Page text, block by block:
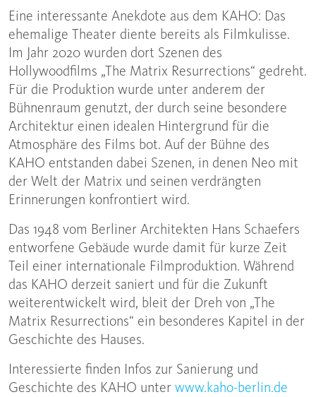
Eine interessante Anekdote aus dem KAHO: Das
ehemalige Theater diente bereits als Filmkulisse.
Im Jahr 2020 wurden dort Szenen des
Hollywoodfilms „The Matrix Resurrections“ gedreht.
Für die Produktion wurde unter anderem der
Bühnenraum genutzt, der durch seine besondere
Architektur einen idealen Hintergrund für die
Atmosphäre des Films bot. Auf der Bühne des
KAHO entstanden dabei Szenen, in denen Neo mit
der Welt der Matrix und seinen verdrängten
Erinnerungen konfrontiert wird.
Das 1948 vom Berliner Architekten Hans Schaefers
entworfene Gebäude wurde damit für kurze Zeit
Teil einer internationale Filmproduktion. Während
das KAHO derzeit saniert und für die Zukunft
weiterentwickelt wird, bleit der Dreh von „The
Matrix Resurrections“ ein besonderes Kapitel in der
Geschichte des Hauses.
Interessierte finden Infos zur Sanierung und
Geschichte des KAHO unter www.kaho-berlin.de